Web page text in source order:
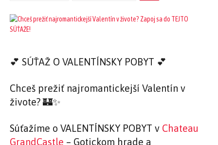
💕 SÚŤAŽ O VALENTÍNSKY POBYT 💕
Chceš prežiť najromantickejší Valentín v
živote? 🏰✨
Súťažíme o VALENTÍNSKY POBYT v Chateau
GrandCastle – Gotickom hrade a